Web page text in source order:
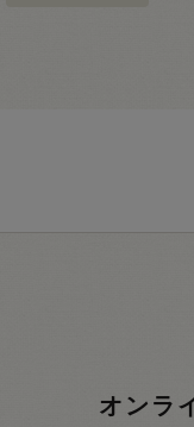
オンラ